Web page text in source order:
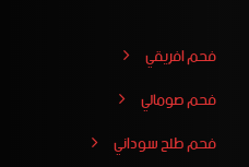
فحم افريقي
فحم صومالي
فحم طلح سوداني